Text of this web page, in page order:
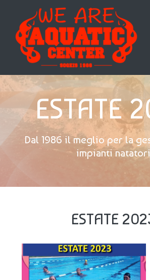
al
contenuto
ESTATE
Dal 1986 il meglio per la
impianti natatori
ESTATE